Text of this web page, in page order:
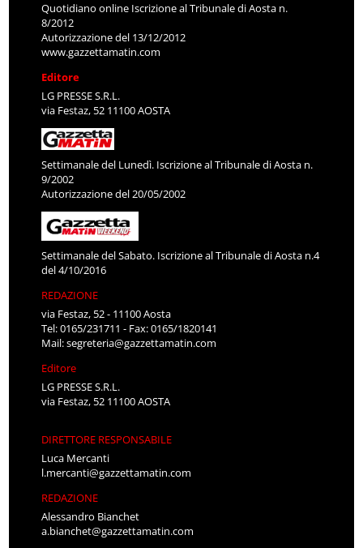
Quotidiano online Iscrizione al Tribunale di Aosta n.
8/2012
Autorizzazione del 13/12/2012
www.gazzettamatin.com
Editore
LG PRESSE S.R.L.
via Festaz, 52 11100 AOSTA
Settimanale del Lunedì. Iscrizione al Tribunale di Aosta n.
9/2002
Autorizzazione del 20/05/2002
Settimanale del Sabato. Iscrizione al Tribunale di Aosta n.4
del 4/10/2016
REDAZIONE
via Festaz, 52 - 11100 Aosta
Tel: 0165/231711 - Fax: 0165/1820141
Mail:segreteria@gazzettamatin.com
Editore
LG PRESSE S.R.L.
via Festaz, 52 11100 AOSTA
DIRETTORE RESPONSABILE
Luca Mercanti
l.mercanti@gazzettamatin.com
REDAZIONE
Alessandro Bianchet
a.bianchet@gazzettamatin.com